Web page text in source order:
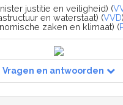
justitie en veiligheid) (
en waterstaat) (VVD),
zaken en klimaat) (
Vragen en antwoorden